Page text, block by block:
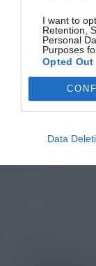
I want to
Retention,
Personal
Purposes
Opted Out
Data